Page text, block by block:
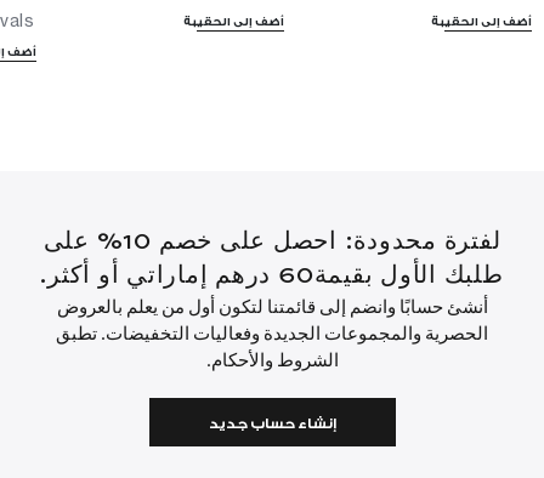
أضف إلى الحقيبة أضف إلى الحقيبة
أضف
لفترة محدودة: احصل على خصم 10% على
طلبك الأول بقيمة60 درهم إماراتي أو أكثر.
أنشئ حسابًا وانضم إلى قائمتنا لتكون أول من يعلم بالعروض
الحصرية والمجموعات الجديدة وفعاليات التخفيضات. تطبق
الشروط والأحكام.
إنشاء حساب جديد